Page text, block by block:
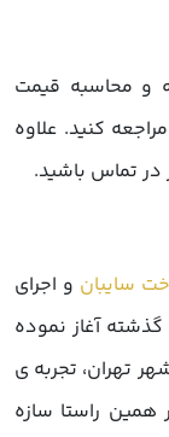
و محاسبه قیمت
کنید. علاوه
در تماس باشید.
سایبان و اجرای
آغاز نموده
تهران، تجربه ی
راستا سازه